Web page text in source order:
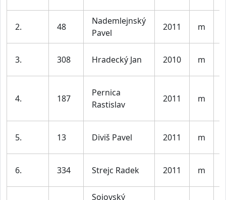
2. 48
Nademlejnský
Pavel
2011 m
3. 308 Hradecký Jan 2010 m
4. 187
Pernica
Rastislav
2011 m
5. 13 Diviš Pavel 2011 m
6. 334 Strejc Radek 2011 m
Sojovský